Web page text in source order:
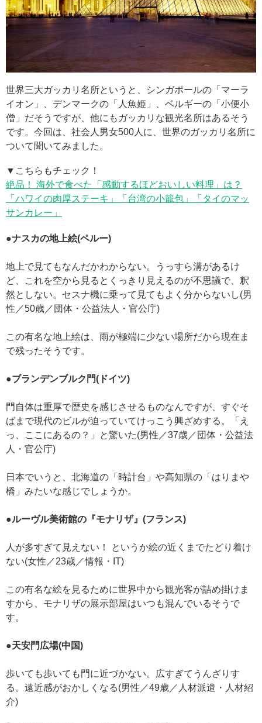
世界三大ガッカリ名所というと、シンガポールの「マーラ
イオン」、デンマークの「人魚姫」、ベルギーの「小便小
僧」だそうですが、他にもガッカリな観光名所はあるそう
です。今回は、社会人男女500人に、世界のガッカリ名所に
ついて聞いてみました。
▼こちらもチェック！
絶品！ 海外で食べた「感動するほどおいしい料理」は？
「ハワイの肉厚ステーキ」「台湾の小籠包」「タイのマッ
サンカレー」
●ナスカの地上絵(ペルー)
地上で見てもなんだかわからない。うっすら溝があるけ
ど、これを空から見るとくっきり見えるのが不思議で、釈
然としない。セスナ機に乗って見てもよく分からないし(男
性／50歳／団体・公益法人・官公庁)
この有名な地上絵は、雨が極端に少ない場所だから現在ま
で残ったそうです。
●ブランデンブルク門(ドイツ)
門自体は重厚で歴史を感じさせるものなんですが、すぐそ
ばまで現代のビルが迫っていてけっこう興ざめする。「え
っ、ここにあるの？」と驚いた(男性／37歳／団体・公益法
人・官公庁)
日本でいうと、北海道の「時計台」や高知県の「はりまや
橋」みたいな感じでしょうか。
●ルーヴル美術館の『モナリザ』(フランス)
人が多すぎて見えない！ というか絵の近くまでたどり着け
ない(女性／23歳／情報・IT)
この有名な絵を見るために世界中から観光客が詰め掛けま
すから、モナリザの展示部屋はいつも混んでいるそうで
す。
●天安門広場(中国)
歩いても歩いても門に近づかない。広すぎてうんざりす
る。遠近感がおかしくなる(男性／49歳／人材派遣・人材紹
介)